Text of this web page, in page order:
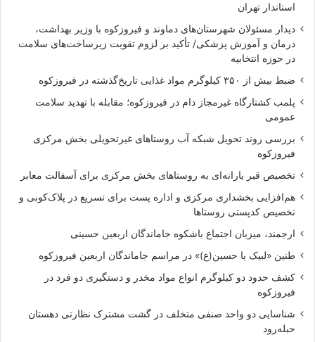
استاندار تهران
دیدار مسئولان شهرستان‌های دماوند و فیروزکوه با وزیر بهداشت،
درمان و آموزش پزشکی/ تأکید بر لزوم تقویت زیرساخت‌های سلامت
در حوزه انتخابیه
ضبط بیش از ۳۵۰ کیلوگرم مواد غذایی تاریخ‌گذشته در فیروزکوه
پلمب کشتارگاه غیرمجاز دام در فیروزکوه؛ مقابله با تهدید سلامت
عمومی
بررسی روند تحویل شبکه آب روستاهای غیرتحویلی بخش مرکزی
فیروزکوه
تخصیص قیر یارانه‌ای به روستاهای بخش مرکزی برای آسفالت معابر
هم‌افزایی بخشداری مرکزی و اداره پست برای تسریع در پلاک‌کوبی و
تخصیص کدپستی روستاها
ارجمند، میزبان اجتماع باشکوه جاماندگان اربعین حسینی
طنین «لبیک یا حسین(ع)» در مراسم جاماندگان اربعین فیروزکوه
کشف حدود دو کیلوگرم انواع مواد مخدر و دستگیری دو فرد در
فیروزکوه
شناسایی دو واحد صنفی متخلف در گشت مشترک نظارتی دهستان
حبله‌رود